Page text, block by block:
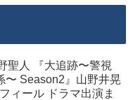
聖人 『大追跡〜警視
〜 Season2』山野井晃
ィール ドラマ出演ま